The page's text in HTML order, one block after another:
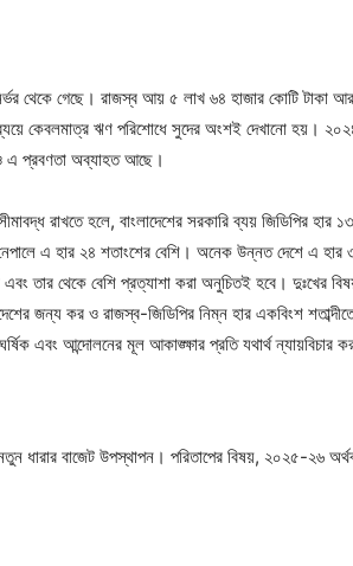
থেকে গেছে। রাজস্ব আয় ৫ লাখ ৬৪ হাজার কোটি
কেবলমাত্র ঋণ পরিশোধে সুদের অংশই দেখানো হয়।
এ প্রবণতা অব্যাহত আছে।
রাখতে হলে, বাংলাদেশের সরকারি ব্যয় জিডিপির
এ হার ২৪ শতাংশের বেশি। অনেক উন্নত দেশে এ
তার থেকে বেশি প্রত্যাশা করা অনুচিতই হবে। দুঃখের
জন্য কর ও রাজস্ব-জিডিপির নিম্ন হার একবিংশ
এবং আন্দোলনের মূল আকাঙ্ক্ষার প্রতি যথার্থ ন্যায়বিচার
ধারার বাজেট উপস্থাপন। পরিতাপের বিষয়, ২০২৫-২৬